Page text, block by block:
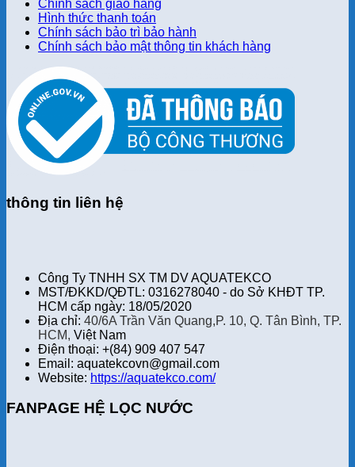
Chính sách giao hàng
Hình thức thanh toán
Chính sách bảo trì bảo hành
Chính sách bảo mật thông tin khách hàng
thông tin liên hệ
Công Ty TNHH SX TM DV AQUATEKCO
MST/ĐKKD/QĐTL: 0316278040 - do Sở KHĐT TP.
HCM cấp ngày: 18/05/2020
Địa chỉ: 40/6A Trần Văn Quang,P. 10, Q. Tân Bình, TP.
HCM, Việt Nam
Điện thoại: +(84) 909 407 547
Email: aquatekcovn@gmail.com
Website: https://aquatekco.com/
FANPAGE HỆ LỌC NƯỚC